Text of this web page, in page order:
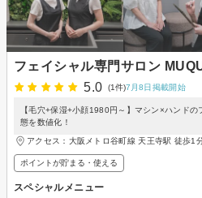
フェイシャル専門サロン
5.0
(1件)7月8日掲載開始
【毛穴+保湿+小顔1980円～】マシン×ハンド
態を数値化！
アクセス：大阪メトロ谷町線 天王寺駅 徒歩1
ポイントが貯まる・使える
スペシャルメニュー